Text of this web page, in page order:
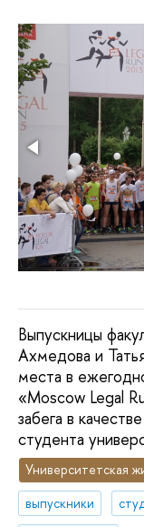
Выпускницы
Ахмедова и
места в
«Moscow Legal
забега в
студента
Университетская
выпускники